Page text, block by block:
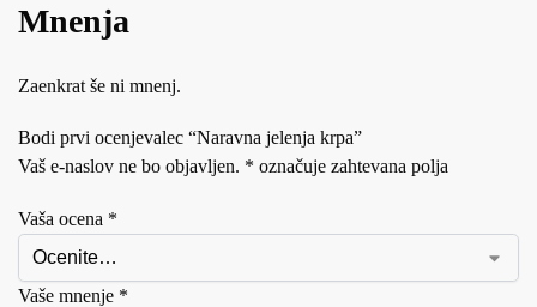
Mnenja
Zaenkrat še ni mnenj.
Bodi prvi ocenjevalec “Naravna jelenja krpa”
Vaš e-naslov ne bo objavljen. * označuje zahtevana polja
Vaša ocena *
Vaše mnenje *